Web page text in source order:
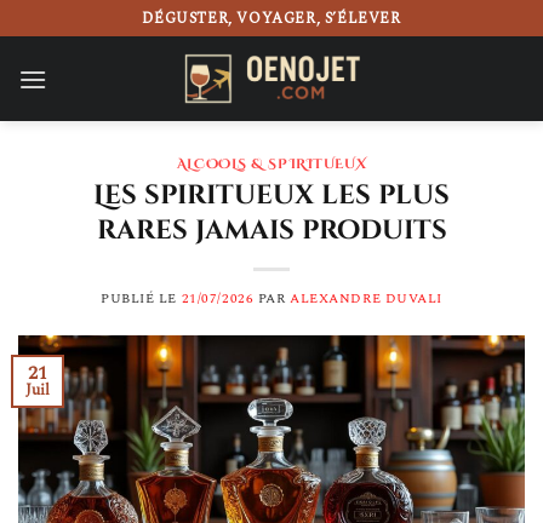
au
contenu
DÉGUSTER, VOYAGER, S’ÉLEVER
ALCOOLS & SPIRITUEUX
Les spiritueux les plus
rares jamais produits
PUBLIÉ LE 21/07/2026 PARALEXANDRE DUVALI
21
Juil